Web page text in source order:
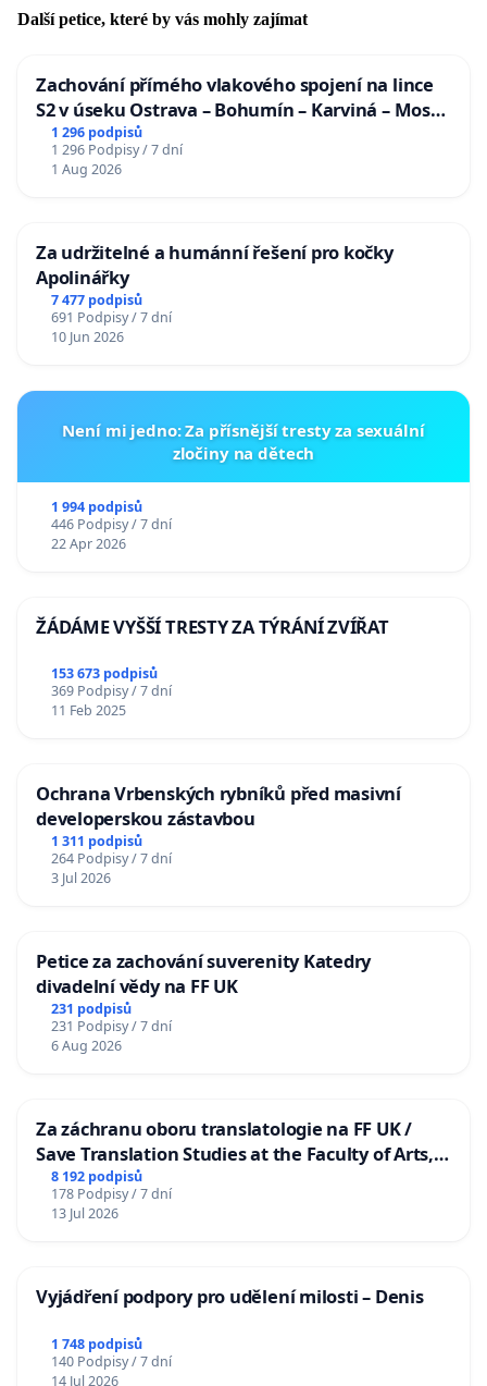
Další petice, které by vás mohly zajímat
Zachování přímého vlakového spojení na lince
S2 v úseku Ostrava – Bohumín – Karviná – Mosty
u Jablunkova
1 296 podpisů
1 296 Podpisy / 7 dní
1 Aug 2026
Za udržitelné a humánní řešení pro kočky
Apolinářky
7 477 podpisů
691 Podpisy / 7 dní
10 Jun 2026
Není mi jedno: Za přísnější tresty za sexuální
zločiny na dětech
1 994 podpisů
446 Podpisy / 7 dní
22 Apr 2026
ŽÁDÁME VYŠŠÍ TRESTY ZA TÝRÁNÍ ZVÍŘAT
153 673 podpisů
369 Podpisy / 7 dní
11 Feb 2025
Ochrana Vrbenských rybníků před masivní
developerskou zástavbou
1 311 podpisů
264 Podpisy / 7 dní
3 Jul 2026
Petice za zachování suverenity Katedry
divadelní vědy na FF UK
231 podpisů
231 Podpisy / 7 dní
6 Aug 2026
Za záchranu oboru translatologie na FF UK /
Save Translation Studies at the Faculty of Arts,
Charles University
8 192 podpisů
178 Podpisy / 7 dní
13 Jul 2026
Vyjádření podpory pro udělení milosti – Denis
1 748 podpisů
140 Podpisy / 7 dní
14 Jul 2026